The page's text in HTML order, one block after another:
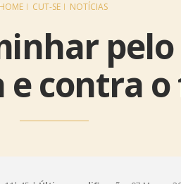
HOME CUT-SE NOTÍCIAS
e contra